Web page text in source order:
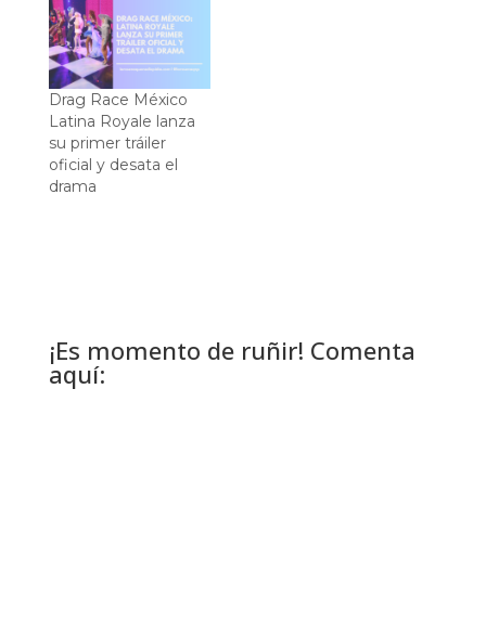
Drag Race México
Latina Royale lanza
su primer tráiler
oficial y desata el
drama
¡Es momento de ruñir! Comenta
aquí: